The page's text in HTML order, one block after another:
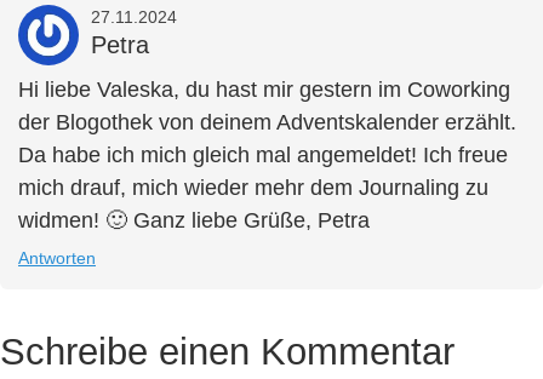
27.11.2024
Petra
Hi liebe Valeska, du hast mir gestern im Coworking
der Blogothek von deinem Adventskalender erzählt.
Da habe ich mich gleich mal angemeldet! Ich freue
mich drauf, mich wieder mehr dem Journaling zu
widmen! 🙂 Ganz liebe Grüße, Petra
Antworten
Schreibe einen Kommentar